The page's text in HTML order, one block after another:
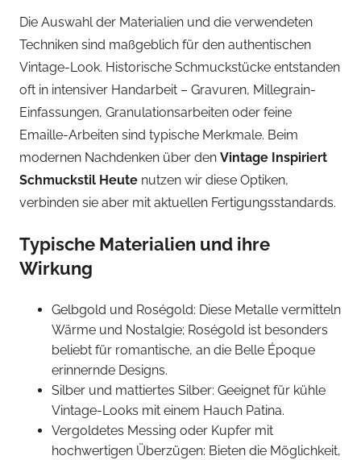
Die Auswahl der Materialien und die verwendeten
Techniken sind maßgeblich für den authentischen
Vintage-Look. Historische Schmuckstücke entstanden
oft in intensiver Handarbeit – Gravuren, Millegrain-
Einfassungen, Granulationsarbeiten oder feine
Emaille-Arbeiten sind typische Merkmale. Beim
modernen Nachdenken über den Vintage Inspiriert
Schmuckstil Heute nutzen wir diese Optiken,
verbinden sie aber mit aktuellen Fertigungsstandards.
Typische Materialien und ihre
Wirkung
Gelbgold und Roségold: Diese Metalle vermitteln
Wärme und Nostalgie; Roségold ist besonders
beliebt für romantische, an die Belle Époque
erinnernde Designs.
Silber und mattiertes Silber: Geeignet für kühle
Vintage-Looks mit einem Hauch Patina.
Vergoldetes Messing oder Kupfer mit
hochwertigen Überzügen: Bieten die Möglichkeit,